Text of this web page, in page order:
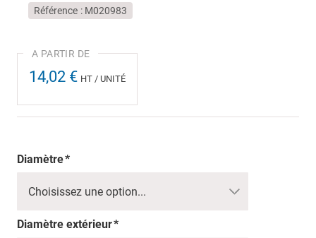
Référence M020983
14,02 € HT / UNITÉ
Diamètre
Diamètre extérieur